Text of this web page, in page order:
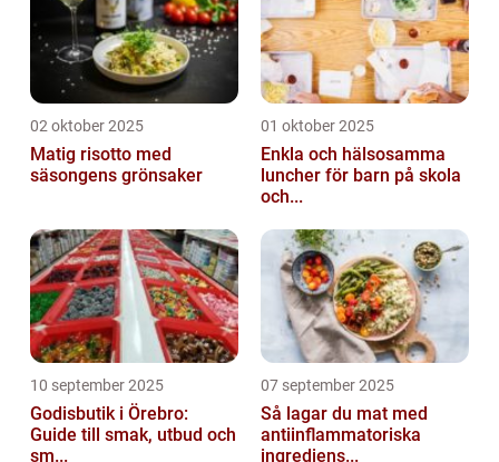
02 oktober 2025
Matig risotto med
säsongens grönsaker
01 oktober 2025
Enkla och hälsosamma
luncher för barn på skola
och...
10 september 2025
Godisbutik i Örebro:
Guide till smak, utbud och
sm...
07 september 2025
Så lagar du mat med
antiinflammatoriska
ingrediens...